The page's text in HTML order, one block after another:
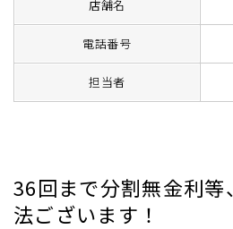
店舗名
電話番号
担当者
36回まで分割無金利等
法ございます！